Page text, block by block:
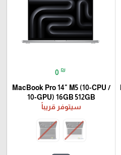
0 ₪
MacBook Pro 14" M5 (10-CPU /
10-GPU) 16GB 512GB
سيتوفر قريباً